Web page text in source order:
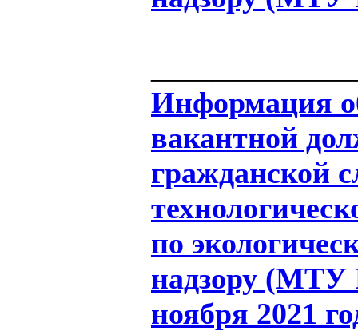
Информация
вакантной
гражданской
по
надзору (МТУ
ноября 2021